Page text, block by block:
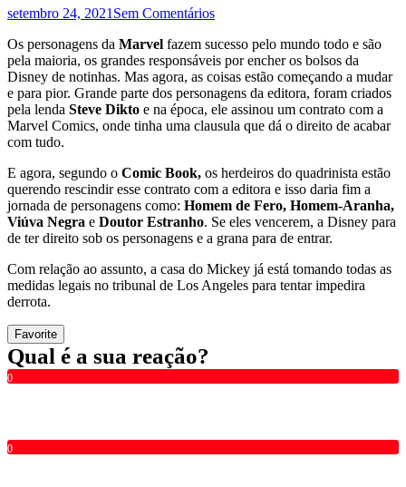
setembro 24, 2021 Sem Comentários
Os personagens da Marvel fazem sucesso pelo mundo todo e são
pela maioria, os grandes responsáveis por encher os bolsos da
Disney de notinhas. Mas agora, as coisas estão começando a mudar
e para pior. Grande parte dos personagens da editora, foram criados
pela lenda Steve Dikto e na época, ele assinou um contrato com a
Marvel Comics, onde tinha uma clausula que dá o direito de acabar
com tudo.
E agora, segundo o Comic Book, os herdeiros do quadrinista estão
querendo rescindir esse contrato com a editora e isso daria fim a
jornada de personagens como: Homem de Fero, Homem-Aranha,
Viúva Negra e Doutor Estranho. Se eles vencerem, a Disney para
de ter direito sob os personagens e a grana para de entrar.
Com relação ao assunto, a casa do Mickey já está tomando todas as
medidas legais no tribunal de Los Angeles para tentar impedira
derrota.
Favorite
Qual é a sua reação?
0
0